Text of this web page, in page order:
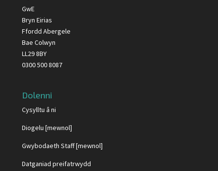
GwE
Bryn Eirias
Ffordd Abergele
Bae Colwyn
LL29 8BY
0300 500 8087
Dolenni
Cysylltu â ni
Diogelu [mewnol]
Gwybodaeth Staff [mewnol]
Datganiad preifatrwydd